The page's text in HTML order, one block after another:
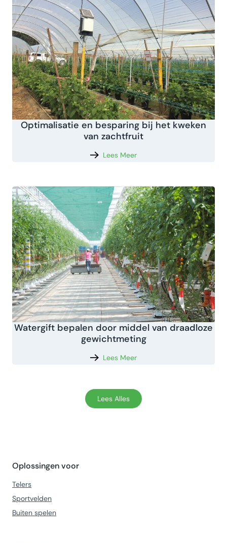
Optimalisatie en besparing bij het kweken
van zachtfruit
Lees Meer
Watergift bepalen door middel van draadloze
gewichtmeting
Lees Meer
Lees Alles
Oplossingen voor
Telers
Sportvelden
Buiten spelen